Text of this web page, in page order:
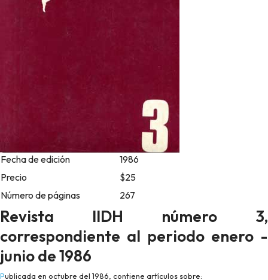
Fecha de edición
1986
Precio
$25
Número de páginas
267
Revista IIDH número 3,
correspondiente al periodo enero -
junio de 1986
Publicada en octubre del 1986, contiene artículos sobre: